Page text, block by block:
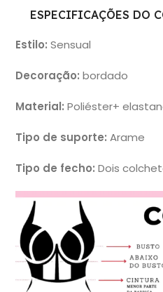
ESPECIFICAÇÕES DO
Estilo: Sensual
Decoração: bordado
Material: Poliéster+
Tipo de suporte: Arame
Tipo de fecho: Dois